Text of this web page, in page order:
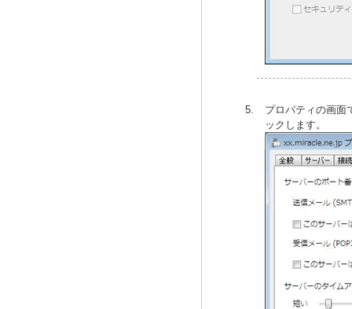
プロパティの画面
ックします。